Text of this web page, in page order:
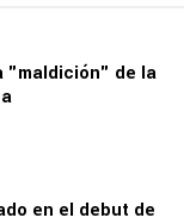
"maldición" de la
en el debut de